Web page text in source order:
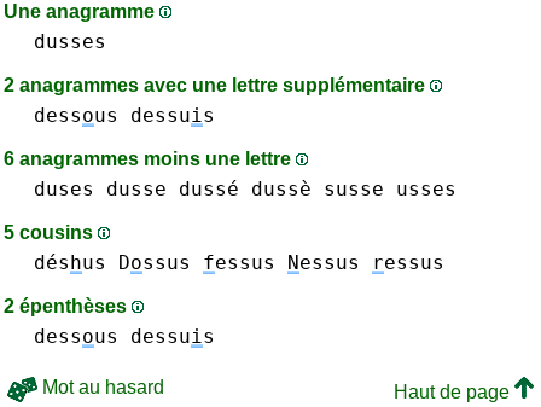
Une anagramme
dusses
2 anagrammes avec une lettre supplémentaire
dessous dessuis
6 anagrammes moins une lettre
duses dusse dussé dussè susse usses
5 cousins
déshus Dossus fessus Nessus ressus
2 épenthèses
dessous dessuis
Mot au hasard
Haut de page